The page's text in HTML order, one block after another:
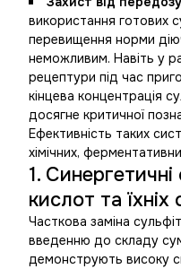
використання готових
перевищення норми
неможливим. Навіть у
рецептури під час
кінцева концентрація
досягне критичної
Ефективність таких
хімічних,
1. Синергетичні
кислот та їхніх
Часткова заміна
введенню до складу
демонструють високу